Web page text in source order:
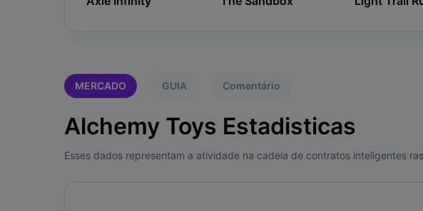
MERCADO GUIA Comentário
Alchemy Toys Estadisticas
Esses dados representam a atividade na cadeia de contratos inteligentes